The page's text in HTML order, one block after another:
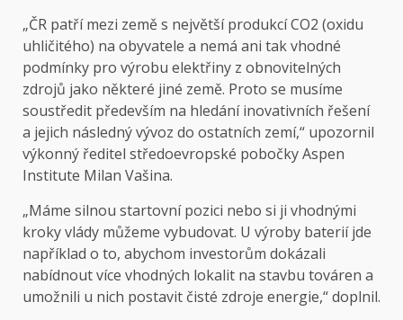
„ČR patří mezi země s největší produkcí CO2 (oxidu
uhličitého) na obyvatele a nemá ani tak vhodné
podmínky pro výrobu elektřiny z obnovitelných
zdrojů jako některé jiné země. Proto se musíme
soustředit především na hledání inovativních řešení
a jejich následný vývoz do ostatních zemí,“ upozornil
výkonný ředitel středoevropské pobočky Aspen
Institute Milan Vašina.
„Máme silnou startovní pozici nebo si ji vhodnými
kroky vlády můžeme vybudovat. U výroby baterií jde
například o to, abychom investorům dokázali
nabídnout více vhodných lokalit na stavbu továren a
umožnili u nich postavit čisté zdroje energie,“ doplnil.